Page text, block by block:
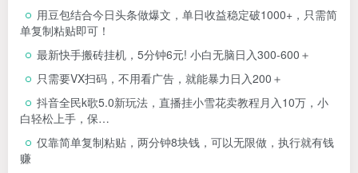
用豆包结合今日头条做爆文，单日收益稳定破1000+，只需简
单复制粘贴即可！
最新快手搬砖挂机，5分钟6元! 小白无脑日入300-600＋
只需要VX扫码，不用看广告，就能暴力日入200＋
抖音全民k歌5.0新玩法，直播挂小雪花卖教程月入10万，小
白轻松上手，保…
仅靠简单复制粘贴，两分钟8块钱，可以无限做，执行就有钱
赚